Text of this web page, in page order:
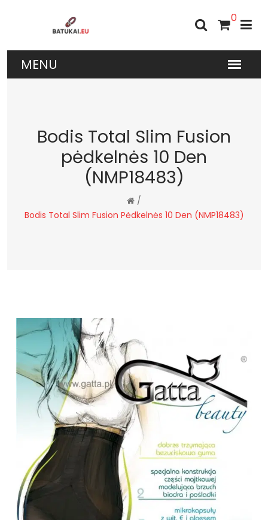
0
Bodis Total Slim Fusion
pėdkelnės 10 Den
(NMP18483)
/
Bodis Total Slim Fusion Pėdkelnės 10 Den (NMP18483)